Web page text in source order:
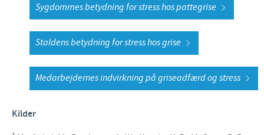
Sygdommes betydning for stress hos pattegrise
Staldens betydning for stress hos grise
Medarbejdernes indvirkning på griseadfærd og stress
Kilder